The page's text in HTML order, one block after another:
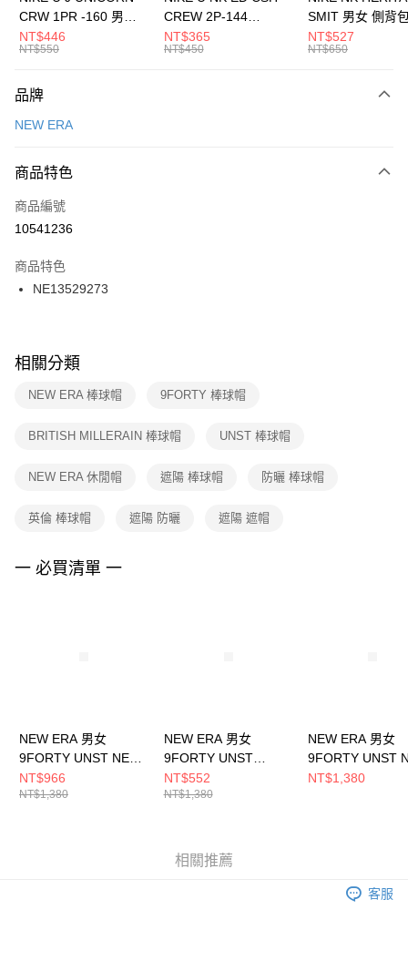
元大商業銀行
台灣樂天信用卡公司
全盈+PAY
AFTEE先享後付
【關於「AFTEE先享後付」】
便利好安心！
３．安心：先確認商品／服務後，再付款。
【「AFTEE先享後付」結帳流程】
１．於結帳方式選擇「AFTEE先享後付」後，將跳轉至「AFTEE先享後付」
２．訂單成立數日內，您將收到繳費通知簡訊。
３．收到繳費通知簡訊後14天內，點擊此簡訊中的連結，可透過四大超商／
ATM／網路銀行／等多元方式進行付款，方視為交易完成。
※ 交易是否成功請以「AFTEE先享後付 」之結帳頁面顯示為準，若有關於
是否繳費成功／繳費後需取消欲退款等相關疑問，請聯繫「AFTEE先享後付
客戶支援中心」https://netprotections.freshdesk.com/support/home
１．透過由恩沛科技股份有限公司提供之「AFTEE先享後付」服務完成之交
權轉讓予恩沛科技股份有限公司。
３．未成年的使用者請事先徵得法定代理人或監護人之同意方可使用
４．使用「AFTEE先享後付」時，將依據個別帳號之用戶狀況，依本公司即
運送方式
每筆NT$100，滿NT$1,500(含以上)免運費
宅配
每筆NT$100，滿NT$1,500(含以上)免運費
付款後門市自取
每筆NT$100，滿NT$1,500(含以上)免運費
CRW 1PR -160 男女
中統襪 FZ3393100
NT$446
NT$550
CREW 2P-144
EMBRDY 男女 短統襪
FZ3073133
NT$365
NT$450
SMIT 男女 側背
BA5871010
NT$527
NT$650
品牌
NEW ERA
商品特色
商品編號
10541236
商品特色
NE13529273
相關分類
NEW ERA 棒球帽 9FORTY 棒球帽
BRITISH MILLERAIN 棒球帽 UNST 棒球帽
NEW ERA 休閒帽 遮陽 棒球帽 防曬 棒球帽
英倫 棒球帽 遮陽 防曬 遮陽 遮帽
一 必買清單 一
NEW ERA 男女
9FORTY UNST NEW
ERA BASIC NEW ERA
NE14363479
NT$966
NT$1,380
NEW ERA 男女
9FORTY UNST
PENDLETON
NE13530483
NT$552
NT$1,380
NEW ERA 男女
9FORTY UNST
ERA FW25 NEW
NT$1,380
相關推薦
客服